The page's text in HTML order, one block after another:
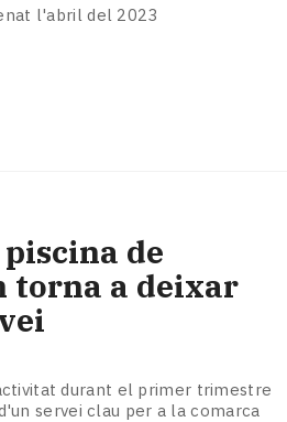
l'abril del 2023
de
torna a deixar
durant el primer trimestre
servei clau per a la comarca